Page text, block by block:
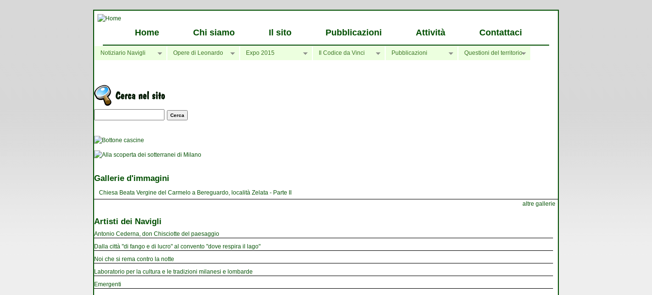
Home Chi siamo Il sito Pubblicazioni Attività Contattaci
Notiziario Navigli Opere di Leonardo Expo 2015 Il Codice da Vinci Pubblicazioni Questioni del territorio
Maschera di ricerca
Gallerie d'immagini
Chiesa Beata Vergine del Carmelo a Bereguardo, località Zelata - Parte II
altre gallerie
Artisti dei Navigli
Antonio Cederna, don Chisciotte del paesaggio
Dalla città "di fango e di lucro" al convento "dove respira il lago"
Noi che si rema contro la notte
Laboratorio per la cultura e le tradizioni milanesi e lombarde
Emergenti